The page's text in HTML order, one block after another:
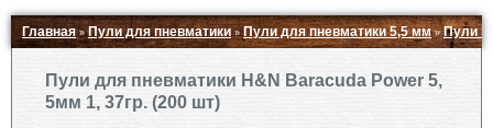
Главная»Пули для пневматики » Пули для пневматики 5,5 мм»Пули
Пули для пневматики H&N Baracuda Power 5,
5мм 1, 37гр. (200 шт)